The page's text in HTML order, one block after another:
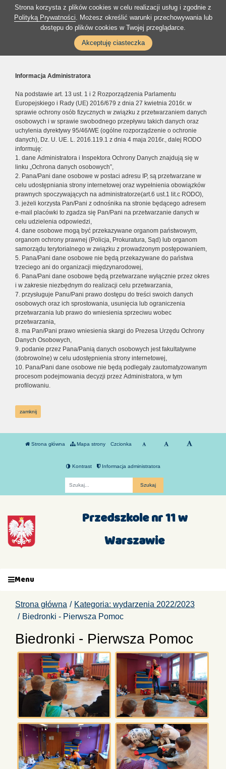
Strona korzysta z plików cookies w celu realizacji usług i zgodnie z
Polityką Prywatności. Możesz określić warunki przechowywania lub
dostępu do plików cookies w Twojej przeglądarce.
Akceptuję ciasteczka
Informacja Administratora
Na podstawie art. 13 ust. 1 i 2 Rozporządzenia Parlamentu
Europejskiego i Rady (UE) 2016/679 z dnia 27 kwietnia 2016r. w
sprawie ochrony osób fizycznych w związku z przetwarzaniem danych
osobowych i w sprawie swobodnego przepływu takich danych oraz
uchylenia dyrektywy 95/46/WE (ogólne rozporządzenie o ochronie
danych), Dz. U. UE. L. 2016.119.1 z dnia 4 maja 2016r., dalej RODO
informuję:
1. dane Administratora i Inspektora Ochrony Danych znajdują się w
linku „Ochrona danych osobowych”,
2. Pana/Pani dane osobowe w postaci adresu IP, są przetwarzane w
celu udostępniania strony internetowej oraz wypełnienia obowiązków
prawnych spoczywających na administratorze(art.6 ust.1 lit.c RODO),
3. jeżeli korzysta Pan/Pani z odnośnika na stronie będącego adresem
e-mail placówki to zgadza się Pan/Pani na przetwarzanie danych w
celu udzielenia odpowiedzi,
4. dane osobowe mogą być przekazywane organom państwowym,
organom ochrony prawnej (Policja, Prokuratura, Sąd) lub organom
samorządu terytorialnego w związku z prowadzonym postępowaniem,
5. Pana/Pani dane osobowe nie będą przekazywane do państwa
trzeciego ani do organizacji międzynarodowej,
6. Pana/Pani dane osobowe będą przetwarzane wyłącznie przez okres
i w zakresie niezbędnym do realizacji celu przetwarzania,
7. przysługuje Panu/Pani prawo dostępu do treści swoich danych
osobowych oraz ich sprostowania, usunięcia lub ograniczenia
przetwarzania lub prawo do wniesienia sprzeciwu wobec
przetwarzania,
8. ma Pan/Pani prawo wniesienia skargi do Prezesa Urzędu Ochrony
Danych Osobowych,
9. podanie przez Pana/Panią danych osobowych jest fakultatywne
(dobrowolne) w celu udostępnienia strony internetowej,
10. Pana/Pani dane osobowe nie będą podlegały zautomatyzowanym
procesom podejmowania decyzji przez Administratora, w tym
profilowaniu.
zamknij
Strona główna Mapa strony Czcionka
Kontrast Informacja administratora
Przedszkole nr 11 w
Warszawie
Menu
Strona główna
Kategoria: wydarzenia 2022/2023
Biedronki - Pierwsza Pomoc
Biedronki - Pierwsza Pomoc